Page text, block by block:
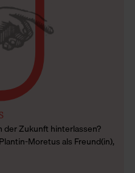
der Zukunft hinterlassen?
Moretus als Freund(in),